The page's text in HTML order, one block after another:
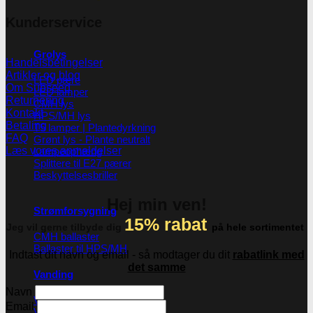
Grolys
LED pære
LED lamper
CMH lys
HPS/MH lys
T5 lamper | Plantedyrkning
Grønt lys - Plante neutralt
Lampeophæng
Splittere til E27 pærer
Beskyttelsesbriller
Strømforsygning
CMH ballaster
Ballaster til HPS/MH
Vanding
Vandpumper
Handelsbetingelser
Artikler og blog
Om Subseed
Returnering
Kontakt
Betaling
FAQ
Læs vores anmeldelser
Hej min ven!
15% rabat på hele sortimentet
Indtast dit navn og email - så modtager du dit rabatlink med
det samme
Navn
Email